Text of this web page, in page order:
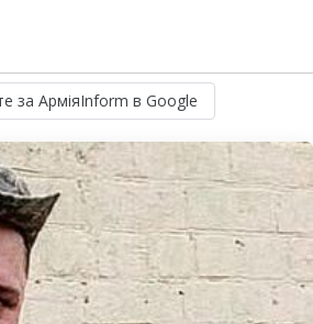
за АрміяInform в Google